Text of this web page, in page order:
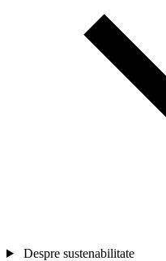
Despre sustenabilitate